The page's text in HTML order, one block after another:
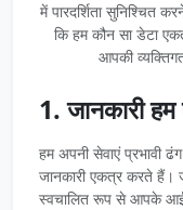
में पारदर्शिता सुनिश्चित
कि हम कौन सा डेटा
आपकी
1. जानकारी
हम अपनी सेवाएं प्रभावी
जानकारी एकत्र करते हैं।
स्वचालित रूप से आपके